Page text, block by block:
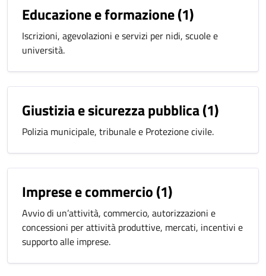
Educazione e formazione(1)
Iscrizioni, agevolazioni e servizi per nidi, scuole e
università.
Giustizia e sicurezza pubblica(1)
Polizia municipale, tribunale e Protezione civile.
Imprese e commercio(1)
Avvio di un’attività, commercio, autorizzazioni e
concessioni per attività produttive, mercati, incentivi e
supporto alle imprese.